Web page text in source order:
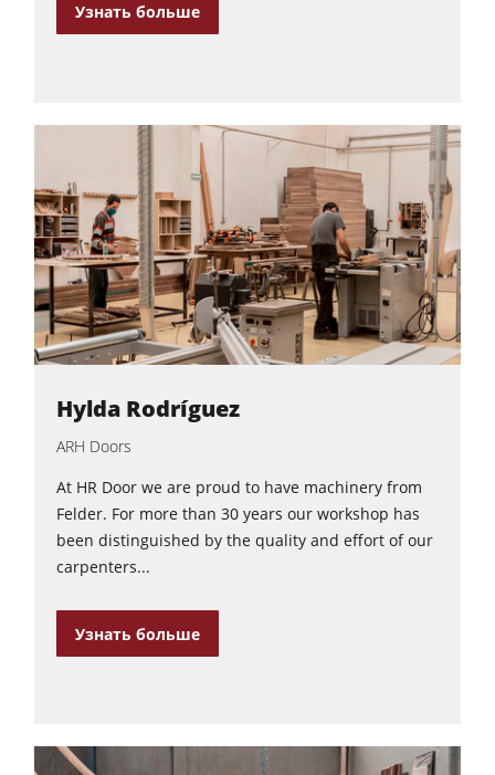
Узнать больше
Hylda Rodríguez
ARH Doors
At HR Door we are proud to have machinery from
Felder. For more than 30 years our workshop has
been distinguished by the quality and effort of our
carpenters...
Узнать больше